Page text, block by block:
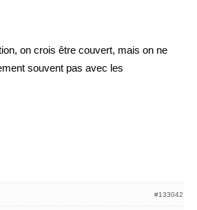
on crois être couvert, mais on ne
souvent pas avec les
#133042